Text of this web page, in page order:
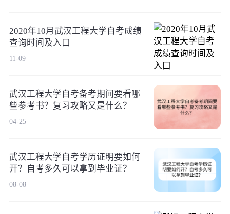
2020年10月武汉工程大学自考成绩
查询时间及入口
11-09
武汉工程大学自考备考期间要看哪
些参考书？复习攻略又是什么？
04-25
武汉工程大学自考学历证明要如何
开？自考多久可以拿到毕业证？
08-08